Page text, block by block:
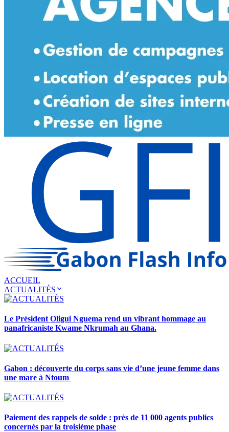
ACCUEIL
ACTUALITÉS
Le Président Oligui Nguema rend un vibrant hommage au
panafricaniste Kwame Nkrumah au Ghana.
Gabon : découverte du corps sans vie d’une jeune femme dans
une mare à Ntoum
Paiement des rappels de solde : près de 11 000 agents publics
concernés par la troisième phase